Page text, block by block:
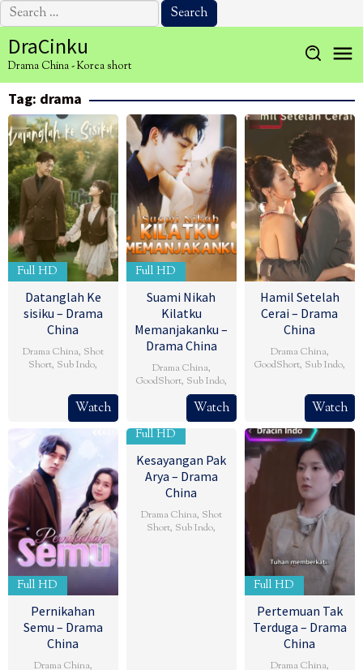
Search
for:
to
content
DraCinku
Drama China - Korea short
Tag: drama
Full HD
Datanglah Ke
sisiku – Drama
China
Drama China, Shot
Short, Sub Indo,
Watch
Full HD
Suami Nikah
Kilatku
Memanjakanku –
Drama China
Drama China,
GoodShort, Sub Indo,
Watch
Hamil Setelah
Cerai – Drama
China
Drama China,
GoodShort, Sub Indo,
Watch
Full HD
Pernikahan
Semu – Drama
China
Drama China,
Full HD
Kesayangan Pak
Arya – Drama
China
Drama China, Shot
Short, Sub Indo,
Full HD
Pertemuan Tak
Terduga – Drama
China
Drama China,